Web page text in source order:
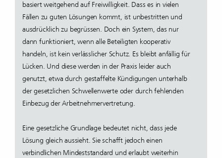
basiert weitgehend auf Freiwilligkeit. Dass es in vielen
Fällen zu guten Lösungen kommt, ist unbestritten und
ausdrücklich zu begrüssen. Doch ein System, das nur
dann funktioniert, wenn alle Beteiligten kooperativ
handeln, ist kein verlässlicher Schutz. Es bleibt anfällig für
Lücken. Und diese werden in der Praxis leider auch
genutzt, etwa durch gestaffelte Kündigungen unterhalb
der gesetzlichen Schwellenwerte oder durch fehlenden
Einbezug der Arbeitnehmervertretung.
Eine gesetzliche Grundlage bedeutet nicht, dass jede
Lösung gleich aussieht. Sie schafft jedoch einen
verbindlichen Mindeststandard und erlaubt weiterhin